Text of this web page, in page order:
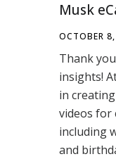
Musk
OCTOBER
Thank
insights!
in
videos for
including
and